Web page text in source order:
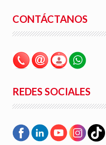
CONTÁCTANOS
REDES SOCIALES